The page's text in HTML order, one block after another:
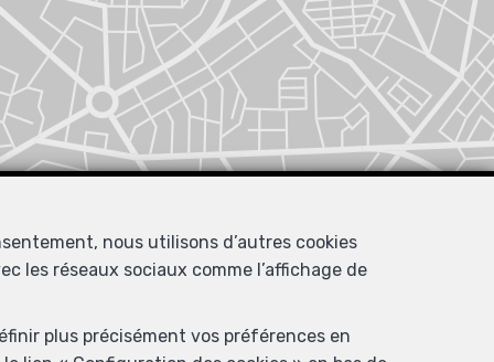
nous utilisons d’autres cookies
les réseaux sociaux comme l’affichage de
plus précisément vos préférences en